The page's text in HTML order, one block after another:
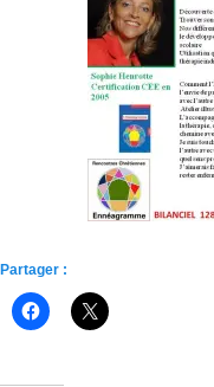
Partager :